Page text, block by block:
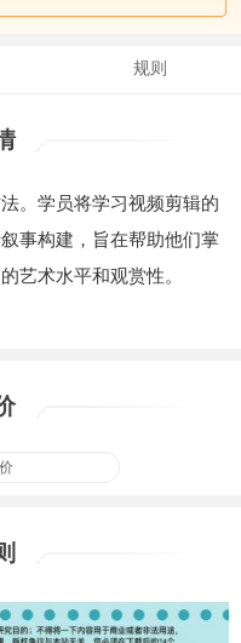
规则
。学员将学习视频剪辑的
事构建，旨在帮助他们掌
艺术水平和观赏性。